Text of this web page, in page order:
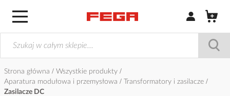
Zaloguj się /
Strona główna
Wszystkie produkty
Aparatura modułowa i przemysłowa
Transformatory i zasilacze
Zasilacze DC